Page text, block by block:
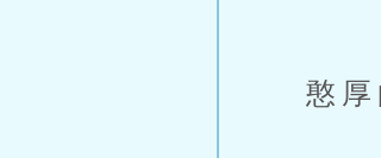
脸
憨厚